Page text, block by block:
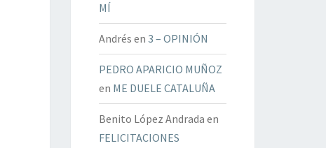
MÍ
Andrés en 3 – OPINIÓN
PEDRO APARICIO MUÑOZ
en ME DUELE CATALUÑA
Benito López Andrada en
FELICITACIONES